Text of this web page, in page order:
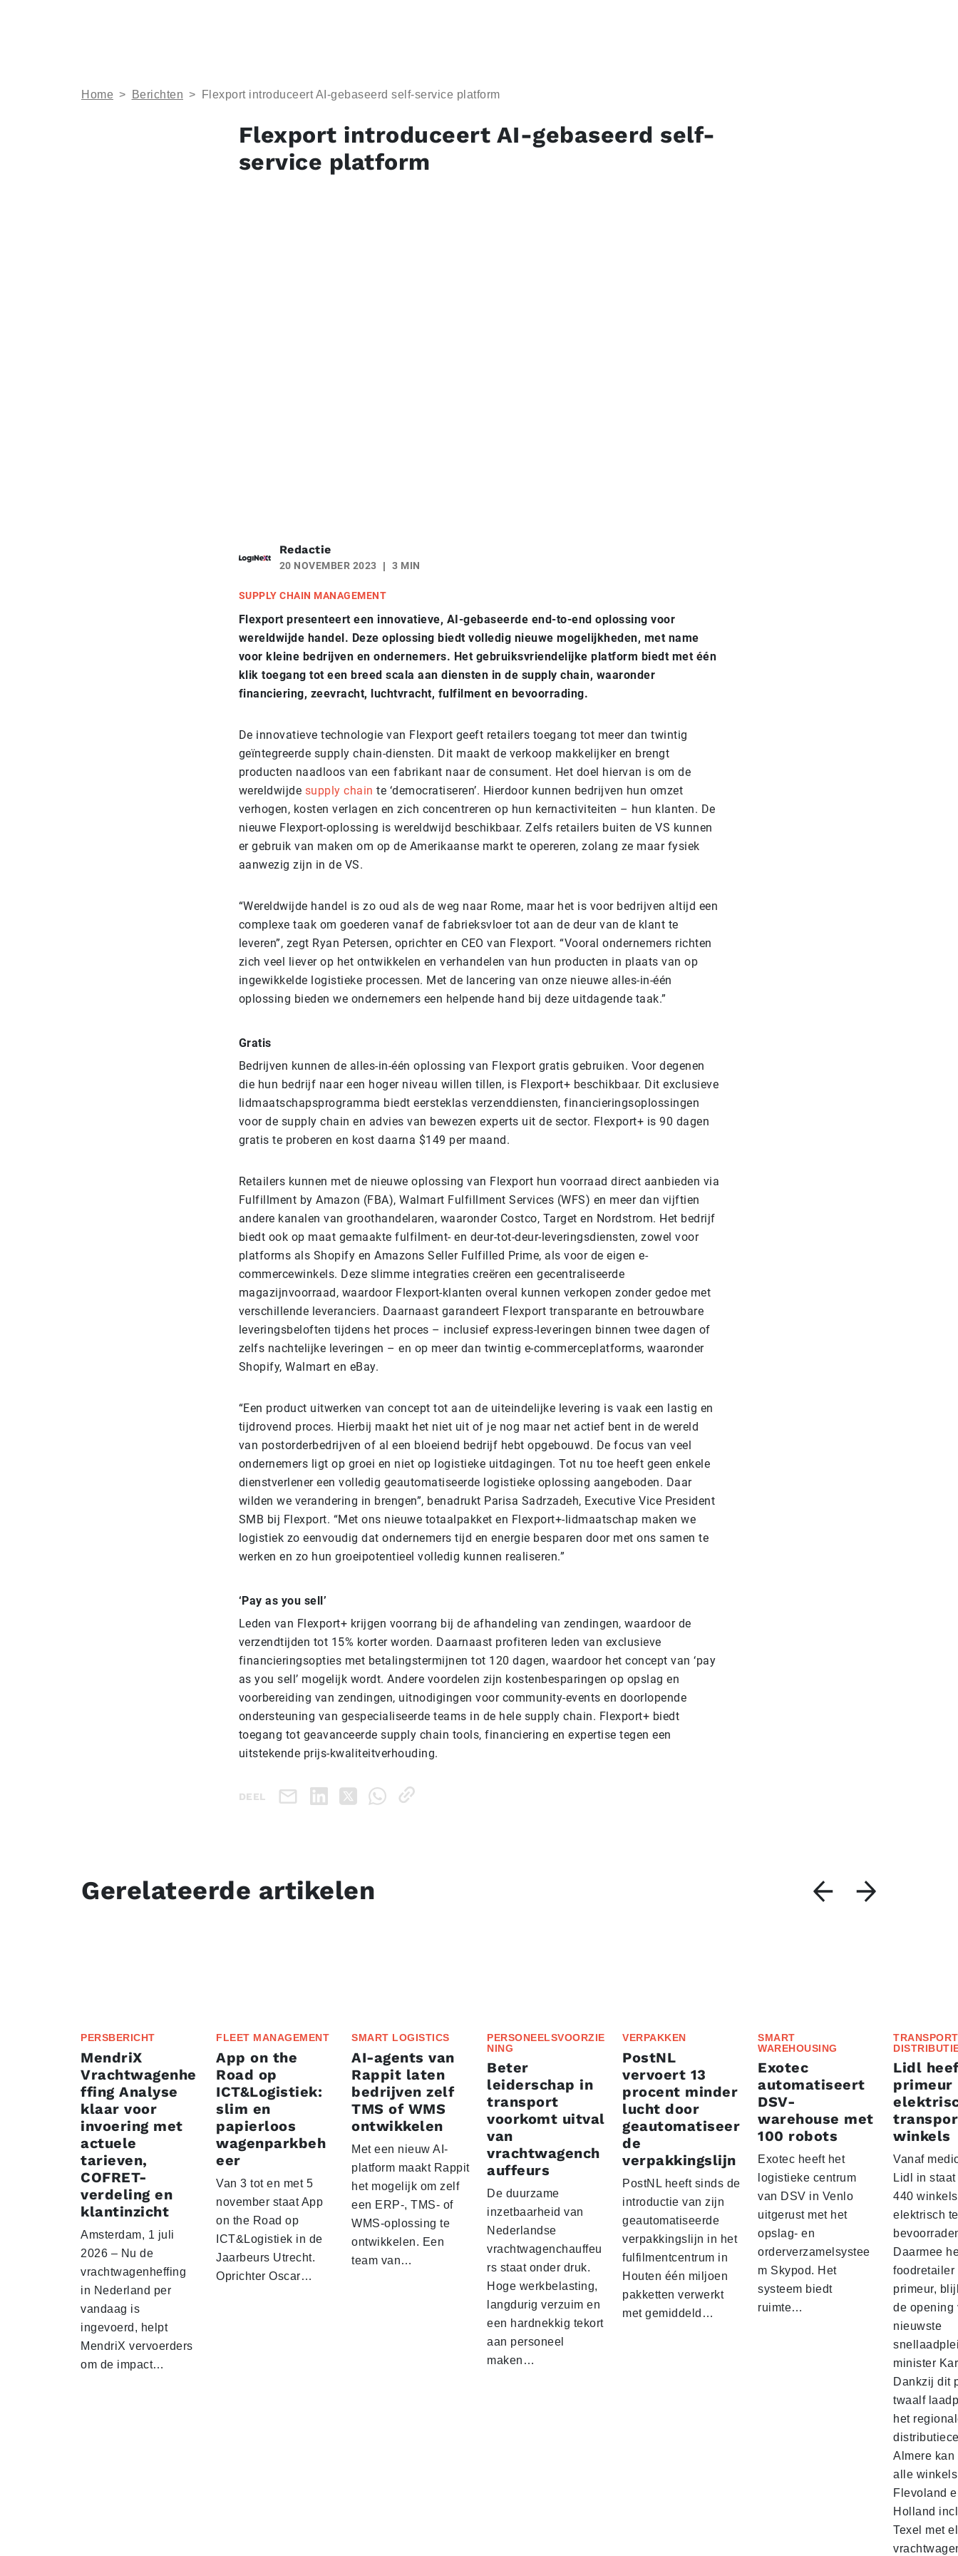
Home > Berichten > Flexport introduceert AI-gebaseerd self-service platform
Flexport introduceert AI-gebaseerd self-
service platform
Redactie
20 NOVEMBER 2023 3 MIN
SUPPLY CHAIN MANAGEMENT
Flexport presenteert een innovatieve, AI-gebaseerde end-to-end oplossing voor
wereldwijde handel. Deze oplossing biedt volledig nieuwe mogelijkheden, met name
voor kleine bedrijven en ondernemers. Het gebruiksvriendelijke platform biedt met één
klik toegang tot een breed scala aan diensten in de supply chain, waaronder
financiering, zeevracht, luchtvracht, fulfilment en bevoorrading.
De innovatieve technologie van Flexport geeft retailers toegang tot meer dan twintig
geïntegreerde supply chain-diensten. Dit maakt de verkoop makkelijker en brengt
producten naadloos van een fabrikant naar de consument. Het doel hiervan is om de
wereldwijde supply chain te ‘democratiseren’. Hierdoor kunnen bedrijven hun omzet
verhogen, kosten verlagen en zich concentreren op hun kernactiviteiten – hun klanten. De
nieuwe Flexport-oplossing is wereldwijd beschikbaar. Zelfs retailers buiten de VS kunnen
er gebruik van maken om op de Amerikaanse markt te opereren, zolang ze maar fysiek
aanwezig zijn in de VS.
“Wereldwijde handel is zo oud als de weg naar Rome, maar het is voor bedrijven altijd een
complexe taak om goederen vanaf de fabrieksvloer tot aan de deur van de klant te
leveren”, zegt Ryan Petersen, oprichter en CEO van Flexport. “Vooral ondernemers richten
zich veel liever op het ontwikkelen en verhandelen van hun producten in plaats van op
ingewikkelde logistieke processen. Met de lancering van onze nieuwe alles-in-één
oplossing bieden we ondernemers een helpende hand bij deze uitdagende taak.”
Gratis
Bedrijven kunnen de alles-in-één oplossing van Flexport gratis gebruiken. Voor degenen
die hun bedrijf naar een hoger niveau willen tillen, is Flexport+ beschikbaar. Dit exclusieve
lidmaatschapsprogramma biedt eersteklas verzenddiensten, financieringsoplossingen
voor de supply chain en advies van bewezen experts uit de sector. Flexport+ is 90 dagen
gratis te proberen en kost daarna $149 per maand.
Retailers kunnen met de nieuwe oplossing van Flexport hun voorraad direct aanbieden via
Fulfillment by Amazon (FBA), Walmart Fulfillment Services (WFS) en meer dan vijftien
andere kanalen van groothandelaren, waaronder Costco, Target en Nordstrom. Het bedrijf
biedt ook op maat gemaakte fulfilment- en deur-tot-deur-leveringsdiensten, zowel voor
platforms als Shopify en Amazons Seller Fulfilled Prime, als voor de eigen e-
commercewinkels. Deze slimme integraties creëren een gecentraliseerde
magazijnvoorraad, waardoor Flexport-klanten overal kunnen verkopen zonder gedoe met
verschillende leveranciers. Daarnaast garandeert Flexport transparante en betrouwbare
leveringsbeloften tijdens het proces – inclusief express-leveringen binnen twee dagen of
zelfs nachtelijke leveringen – en op meer dan twintig e-commerceplatforms, waaronder
Shopify, Walmart en eBay.
“Een product uitwerken van concept tot aan de uiteindelijke levering is vaak een lastig en
tijdrovend proces. Hierbij maakt het niet uit of je nog maar net actief bent in de wereld
van postorderbedrijven of al een bloeiend bedrijf hebt opgebouwd. De focus van veel
ondernemers ligt op groei en niet op logistieke uitdagingen. Tot nu toe heeft geen enkele
dienstverlener een volledig geautomatiseerde logistieke oplossing aangeboden. Daar
wilden we verandering in brengen”, benadrukt Parisa Sadrzadeh, Executive Vice President
SMB bij Flexport. “Met ons nieuwe totaalpakket en Flexport+-lidmaatschap maken we
logistiek zo eenvoudig dat ondernemers tijd en energie besparen door met ons samen te
werken en zo hun groeipotentieel volledig kunnen realiseren.”
‘Pay as you sell’
Leden van Flexport+ krijgen voorrang bij de afhandeling van zendingen, waardoor de
verzendtijden tot 15% korter worden. Daarnaast profiteren leden van exclusieve
financieringsopties met betalingstermijnen tot 120 dagen, waardoor het concept van ‘pay
as you sell’ mogelijk wordt. Andere voordelen zijn kostenbesparingen op opslag en
voorbereiding van zendingen, uitnodigingen voor community-events en doorlopende
ondersteuning van gespecialiseerde teams in de hele supply chain. Flexport+ biedt
toegang tot geavanceerde supply chain tools, financiering en expertise tegen een
uitstekende prijs-kwaliteitverhouding.
DEEL
Gerelateerde artikelen
PERSBERICHT
MendriX
Vrachtwagenhe
ffing Analyse
klaar voor
invoering met
actuele
tarieven,
COFRET-
verdeling en
klantinzicht
Amsterdam, 1 juli
2026 – Nu de
vrachtwagenheffing
in Nederland per
vandaag is
ingevoerd, helpt
MendriX vervoerders
om de impact…
FLEET MANAGEMENT
App on the
Road op
ICT&Logistiek:
slim en
papierloos
wagenparkbeh
eer
Van 3 tot en met 5
november staat App
on the Road op
ICT&Logistiek in de
Jaarbeurs Utrecht.
Oprichter Oscar…
SMART LOGISTICS
AI-agents van
Rappit laten
bedrijven zelf
TMS of WMS
ontwikkelen
Met een nieuw AI-
platform maakt Rappit
het mogelijk om zelf
een ERP-, TMS- of
WMS-oplossing te
ontwikkelen. Een
team van…
PERSONEELSVOORZIE
NING
Beter
leiderschap in
transport
voorkomt uitval
van
vrachtwagench
auffeurs
De duurzame
inzetbaarheid van
Nederlandse
vrachtwagenchauffeu
rs staat onder druk.
Hoge werkbelasting,
langdurig verzuim en
een hardnekkig tekort
aan personeel
maken…
VERPAKKEN
PostNL
vervoert 13
procent minder
lucht door
geautomatiseer
de
verpakkingslijn
PostNL heeft sinds de
introductie van zijn
geautomatiseerde
verpakkingslijn in het
fulfilmentcentrum in
Houten één miljoen
pakketten verwerkt
met gemiddeld…
SMART
WAREHOUSING
Exotec
automatiseert
DSV-
warehouse met
100 robots
Exotec heeft het
logistieke centrum
van DSV in Venlo
uitgerust met het
opslag- en
orderverzamelsystee
m Skypod. Het
systeem biedt
ruimte…
Lidl
primeur
winkels
Vanaf
Lidl in
440 winkels
elektrisch te
Daarmee
foodretailer
primeur,
de opening
nieuwste
minister
Dankzij dit
twaalf
het
Almere
alle
Flevoland
Holland
Texel met